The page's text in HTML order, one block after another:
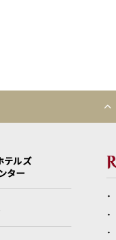
テルズ
ター